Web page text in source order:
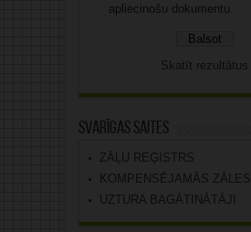
apliecinošu dokumentu.
Skatīt rezultātus
Svarīgas saites
ZĀĻU REĢISTRS
KOMPENSĒJAMĀS ZĀLES
UZTURA BAGĀTINĀTĀJI